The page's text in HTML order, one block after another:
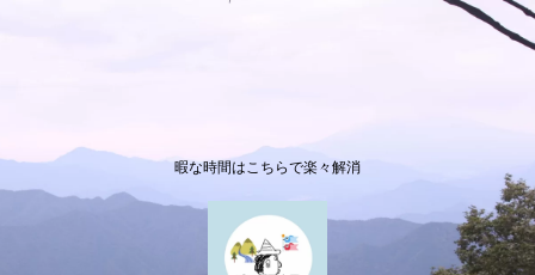
暇な時間はこちらで楽々解消